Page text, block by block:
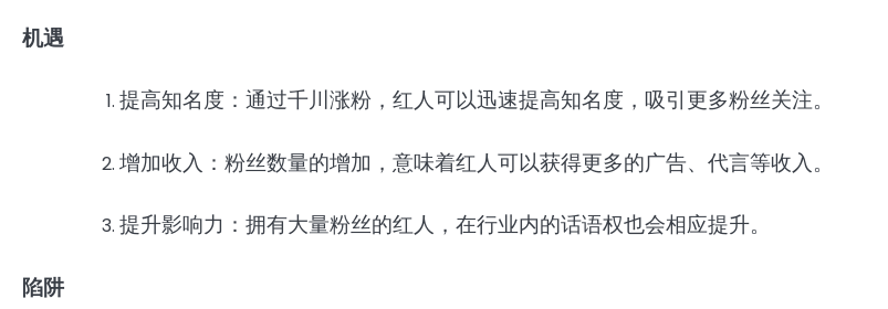
机遇
提高知名度：通过千川涨粉，红人可以迅速提高知名度，吸引更多粉丝关注。
增加收入：粉丝数量的增加，意味着红人可以获得更多的广告、代言等收入。
提升影响力：拥有大量粉丝的红人，在行业内的话语权也会相应提升。
陷阱